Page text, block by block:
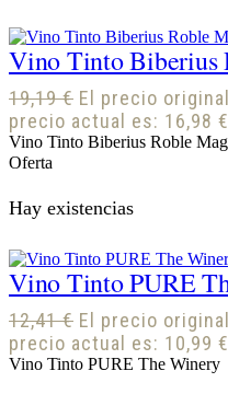
Vino Tinto Biberius
19,19€ El precio
precio actual es: 16,98
Vino Tinto Biberius Roble
Oferta
Hay existencias
Vino Tinto PURE
12,41€ El precio
precio actual es: 10,99
Vino Tinto PURE The Winery